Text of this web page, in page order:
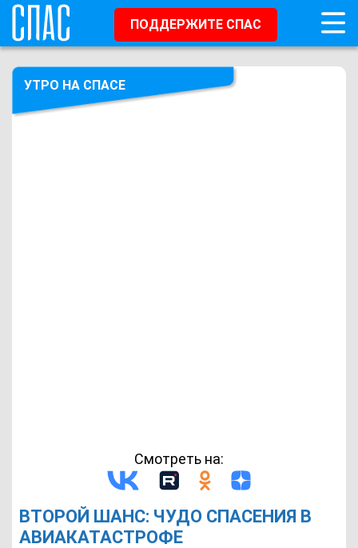
ПОДДЕРЖИТЕ СПАС
УТРО НА СПАСЕ
Смотреть на:
ВТОРОЙ ШАНС: ЧУДО СПАСЕНИЯ В
АВИАКАТАСТРОФЕ